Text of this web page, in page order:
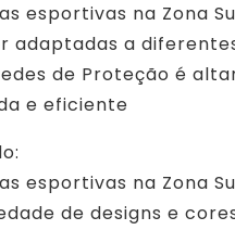
esportivas na Zona
adaptadas a
de Proteção é
e eficiente
esportivas na Zona
de designs e